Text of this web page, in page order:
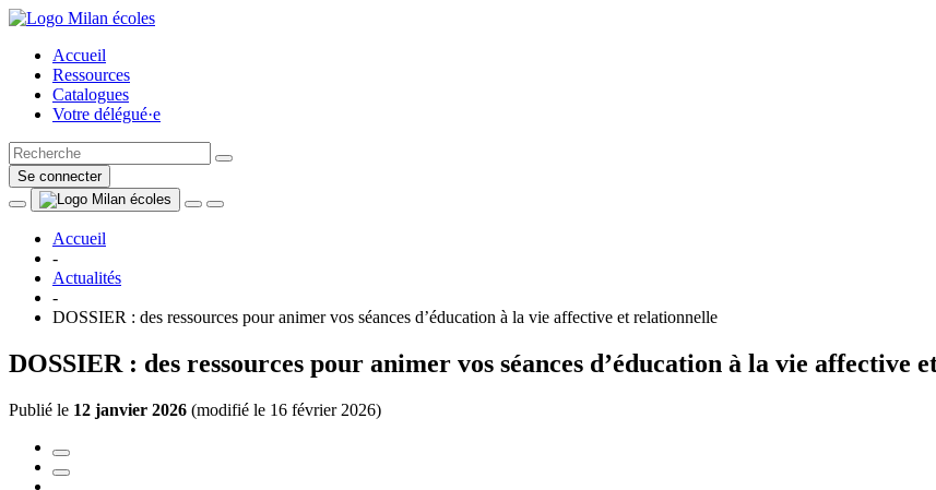
Accueil
Ressources
Catalogues
Votre délégué·e
Se connecter
Accueil
-
Actualités
-
DOSSIER : des ressources pour animer vos séances d’éducation à la vie affective et relationnelle
DOSSIER : des ressources pour animer vos séances d’éducation à la vie affective
Publié le 12 janvier 2026 (modifié le 16 février 2026)